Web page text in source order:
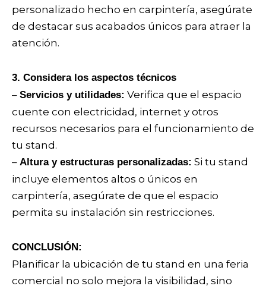
personalizado hecho en carpintería, asegúrate
de destacar sus acabados únicos para atraer la
atención.
3. Considera los aspectos técnicos
– Servicios y utilidades: Verifica que el espacio
cuente con electricidad, internet y otros
recursos necesarios para el funcionamiento de
tu stand.
– Altura y estructuras personalizadas: Si tu stand
incluye elementos altos o únicos en
carpintería, asegúrate de que el espacio
permita su instalación sin restricciones.
CONCLUSIÓN:
Planificar la ubicación de tu stand en una feria
comercial no solo mejora la visibilidad, sino